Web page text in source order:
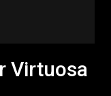
Virtuosa